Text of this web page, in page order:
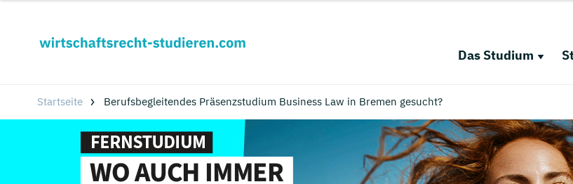
Das Studium
Startseite Berufsbegleitendes Präsenzstudium Business Law in Bremen gesucht?